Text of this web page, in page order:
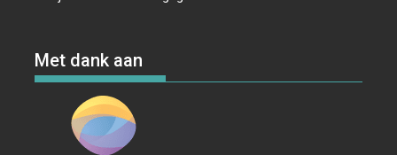
Met dank aan